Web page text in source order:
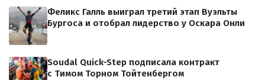
Феликс Галль выиграл третий этап Вуэльты
Бургоса и отобрал лидерство у Оскара Онли
Soudal Quick-Step подписала контракт
с Тимом Торном Тойтенбергом